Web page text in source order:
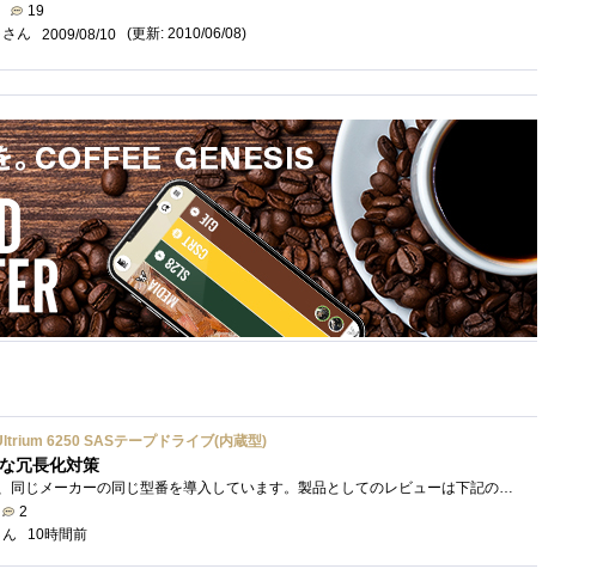
19
ん
2009/08/10 (更新: 2010/06/08)
6250 SASテープドライブ(内蔵型)
冗長化対策
接続形式が違うが、同じメーカーの同じ型番を導入しています。製品としてのレビューは下記の方で行っています。いざ使おうとしたときに故障�...
2
10時間前